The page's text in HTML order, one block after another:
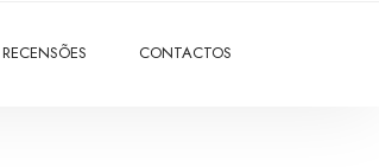
RECENSÕES CONTACTOS